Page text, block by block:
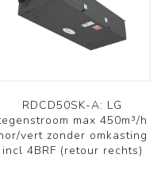
RDCD50SK-A: LG
max 450m³/h
vert zonder omkasting
incl 4BRF (retour rechts)